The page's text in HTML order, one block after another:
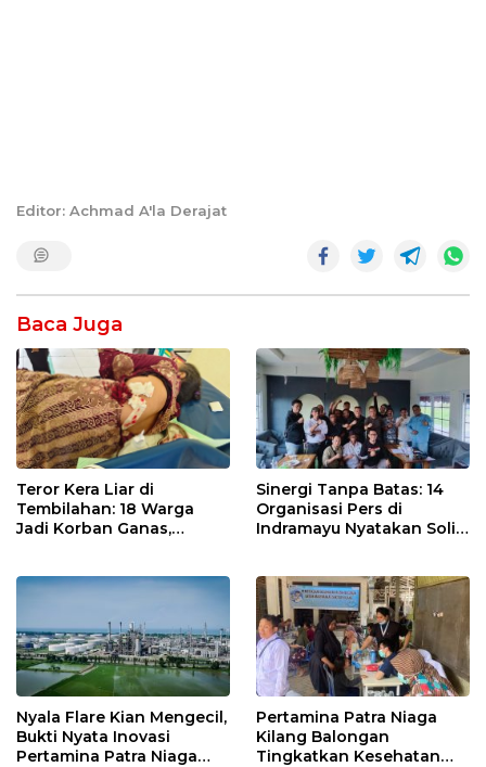
Editor: Achmad A'la Derajat
Baca Juga
Teror Kera Liar di
Tembilahan: 18 Warga
Jadi Korban Ganas,
Sinergi Tanpa Batas: 14
Organisasi Pers di
Indramayu Nyatakan Solid
Nyala Flare Kian Mengecil,
Bukti Nyata Inovasi
Pertamina Patra Niaga
Pertamina Patra Niaga
Kilang Balongan
Tingkatkan Kesehatan